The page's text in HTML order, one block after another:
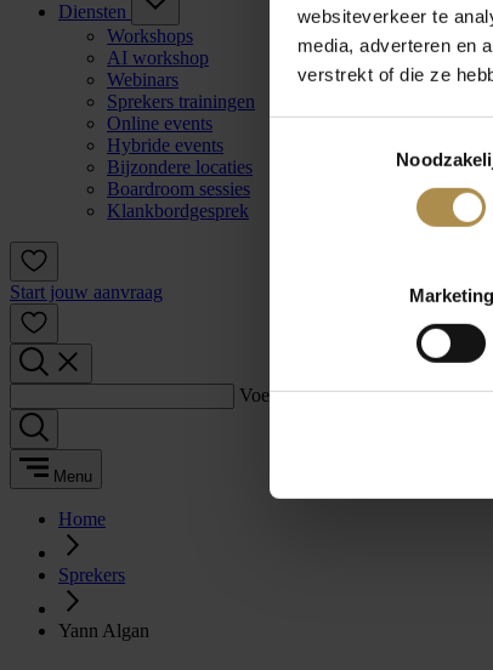
websiteverkeer te
media, adverteren en
verstrekt of die ze
Marketing
Diensten
Workshops
AI workshop
Webinars
Sprekers trainingen
Online events
Hybride events
Bijzondere locaties
Boardroom sessies
Klankbordgesprek
Start jouw aanvraag
Voer een zoekterm in:
Menu
Home
Sprekers
Yann Algan